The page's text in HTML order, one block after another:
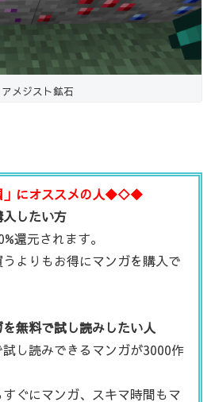
アメジスト鉱石
にオススメの人◆◇◆
入したい方
還元されます。
よりもお得にマンガを購入で
を無料で試し読みしたい人
し読みできるマンガが3000作
ぐにマンガ、スキマ時間もマ